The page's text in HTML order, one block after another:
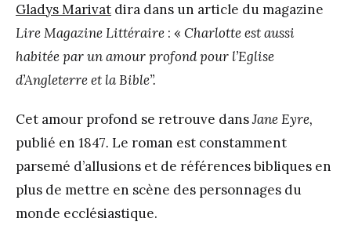
Gladys Marivat dira dans un article du magazine
Lire Magazine Littéraire : « Charlotte est aussi
habitée par un amour profond pour l’Eglise
d’Angleterre et la Bible”.
Cet amour profond se retrouve dansJane Eyre,
publié en 1847. Le roman est constamment
parsemé d’allusions et de références bibliques en
plus de mettre en scène des personnages du
monde ecclésiastique.